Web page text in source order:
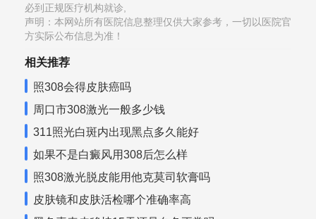
必到正规医疗机构就诊,
声明：本网站所有医院信息整理仅供大家参考，一切以医院官
方实际公布信息为准！
相关推荐
照308会得皮肤癌吗
周口市308激光一般多少钱
311照光白斑内出现黑点多久能好
如果不是白癜风用308后怎么样
照308激光脱皮能用他克莫司软膏吗
皮肤镜和皮肤活检哪个准确率高